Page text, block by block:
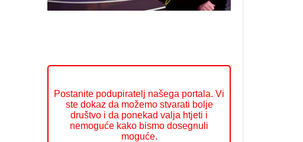
Postanite podupiratelj našega portala. Vi
ste dokaz da možemo stvarati bolje
društvo i da ponekad valja htjeti i
nemoguće kako bismo dosegnuli
moguće.